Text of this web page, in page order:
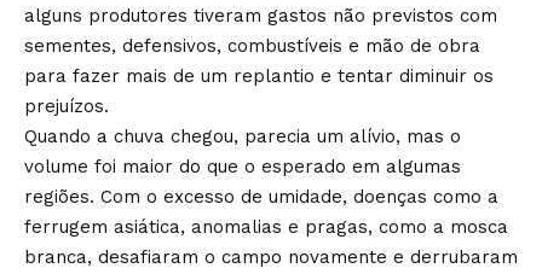
alguns produtores tiveram gastos não previstos com
sementes, defensivos, combustíveis e mão de obra
para fazer mais de um replantio e tentar diminuir os
prejuízos.
Quando a chuva chegou, parecia um alívio, mas o
volume foi maior do que o esperado em algumas
regiões. Com o excesso de umidade, doenças como a
ferrugem asiática, anomalias e pragas, como a mosca
branca, desafiaram o campo novamente e derrubaram